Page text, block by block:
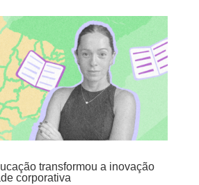
transformou a inovação
corporativa